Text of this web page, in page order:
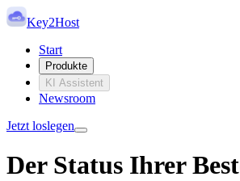
Key2Host
Start
Produkte
KI Assistent
Newsroom
Jetzt loslegen
Der Status Ihrer